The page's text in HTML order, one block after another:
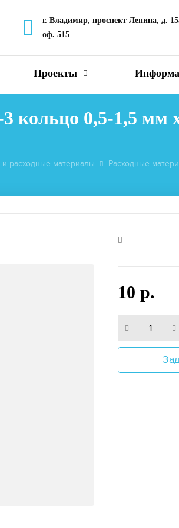
г. Владимир, проспект Ленина, д.
оф. 515
Проекты
0,5-1,5 мм
и расходные материалы Расходные
10 р.